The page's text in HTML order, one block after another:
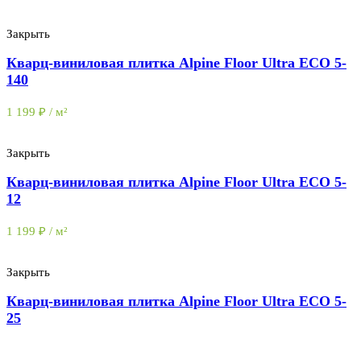
Закрыть
Кварц-виниловая плитка Alpine Floor Ultra ECO 5-
140
1 199 ₽ / м²
Закрыть
Кварц-виниловая плитка Alpine Floor Ultra ECO 5-
12
1 199 ₽ / м²
Закрыть
Кварц-виниловая плитка Alpine Floor Ultra ECO 5-
25